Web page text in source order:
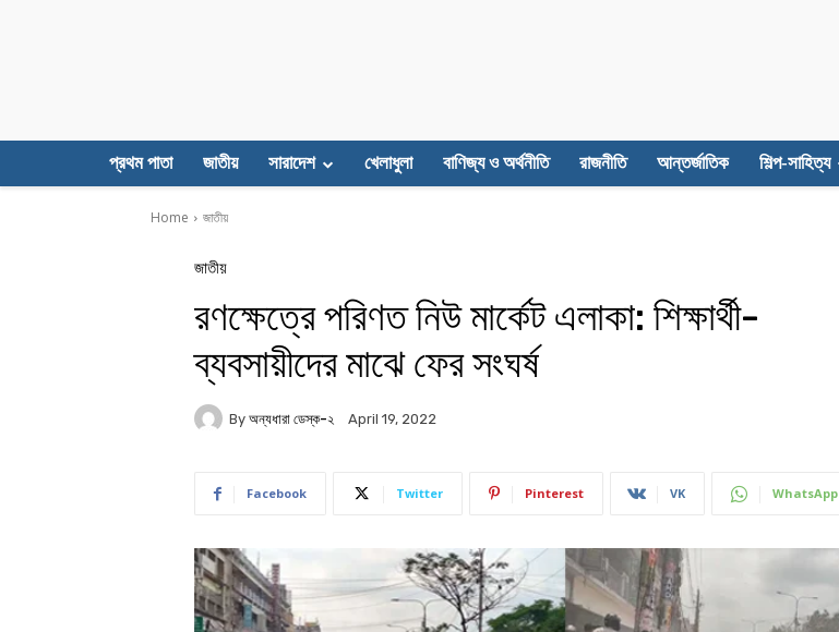
প্রথম পাতা জাতীয় সারাদেশ খেলাধুলা বাণিজ্য ও অর্থনীতি রাজনীতি আন্তর্জাতিক শিল্প-সাহিত্য
Home জাতীয়
জাতীয়
রণক্ষেত্রে পরিণত নিউ মার্কেট এলাকা: শিক্ষার্থী-
ব্যবসায়ীদের মাঝে ফের সংঘর্ষ
By অন্যধারা ডেস্ক-২ April 19, 2022
Facebook Twitter Pinterest VK WhatsApp